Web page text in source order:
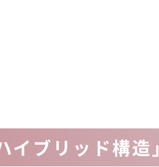
ブリッド構造」